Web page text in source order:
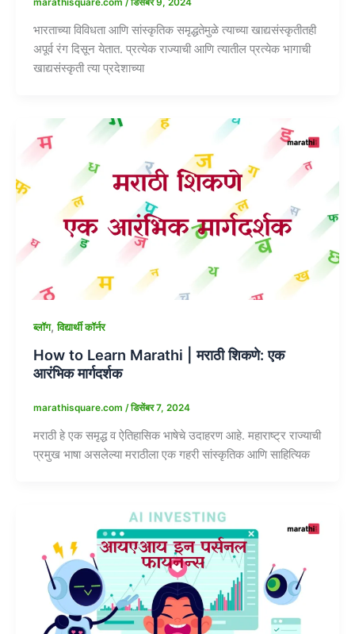
भारताच्या विविधता आणि सांस्कृतिक समृद्धतेमुळे त्याच्या खाद्यसंस्कृतीतही
अपूर्व रंग दिसून येतात. प्रत्येक राज्याची आणि त्यातील प्रत्येक भागाची
खाद्यसंस्कृती त्या प्रदेशाच्या
ब्लॉग,विद्यार्थी कॉर्नर
How to Learn Marathi | मराठी शिकणे: एक
आरंभिक मार्गदर्शक
marathisquare.com /डिसेंबर 7, 2024
मराठी हे एक समृद्ध व ऐतिहासिक भाषेचे उदाहरण आहे. महाराष्ट्र राज्याची
प्रमुख भाषा असलेल्या मराठीला एक गहरी सांस्कृतिक आणि साहित्यिक